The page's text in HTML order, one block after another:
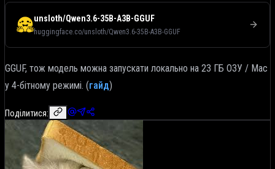
unsloth/Qwen3.6-35B-A3B-GGUF
huggingface.co/unsloth/Qwen3.6-35B-A3B-GGUF
GGUF, тож модель можна запускати локально на 23 ГБ ОЗУ / Mac
у 4-бітному режимі. (гайд)
Поділитися: